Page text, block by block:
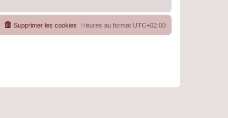
Heures au format UTC+02:00
Supprimer les cookies